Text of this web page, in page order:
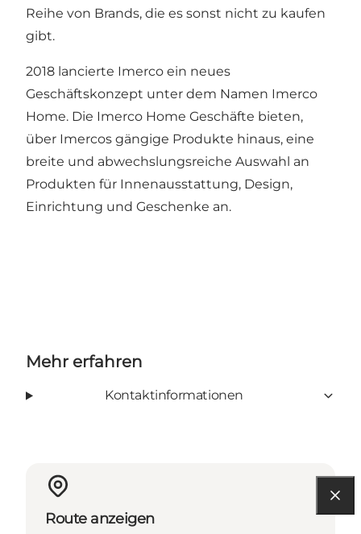
Reihe von Brands, die es sonst nicht zu kaufen
gibt.
2018 lancierte Imerco ein neues
Geschäftskonzept unter dem Namen Imerco
Home. Die Imerco Home Geschäfte bieten,
über Imercos gängige Produkte hinaus, eine
breite und abwechslungsreiche Auswahl an
Produkten für Innenausstattung, Design,
Einrichtung und Geschenke an.
Mehr erfahren
Kontaktinformationen
Route anzeigen